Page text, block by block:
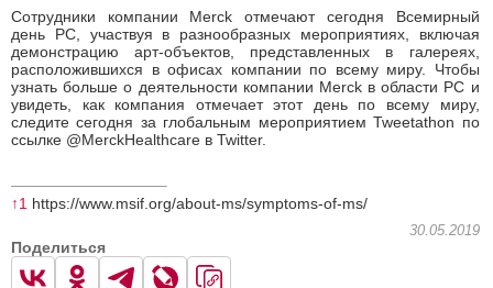
Сотрудники компании Merck отмечают сегодня Всемирный
день РС, участвуя в разнообразных мероприятиях, включая
демонстрацию арт-объектов, представленных в галереях,
расположившихся в офисах компании по всему миру. Чтобы
узнать больше о деятельности компании Merck в области РС и
увидеть, как компания отмечает этот день по всему миру,
следите сегодня за глобальным мероприятием Tweetathon по
ссылке @MerckHealthcare в Twitter.
↑1 https://www.msif.org/about-ms/symptoms-of-ms/
30.05.2019
Поделиться